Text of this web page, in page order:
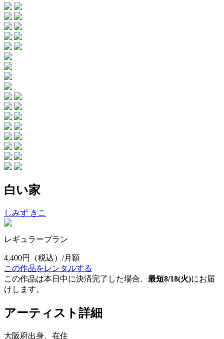
白い家
しみず きこ
レギュラープラン
4,400円
（税込）/月額
この作品をレンタルする
この作品は本日中に決済完了した場合、 最短8/18(火)にお届
けします。
アーティスト詳細
大阪府出身、在住